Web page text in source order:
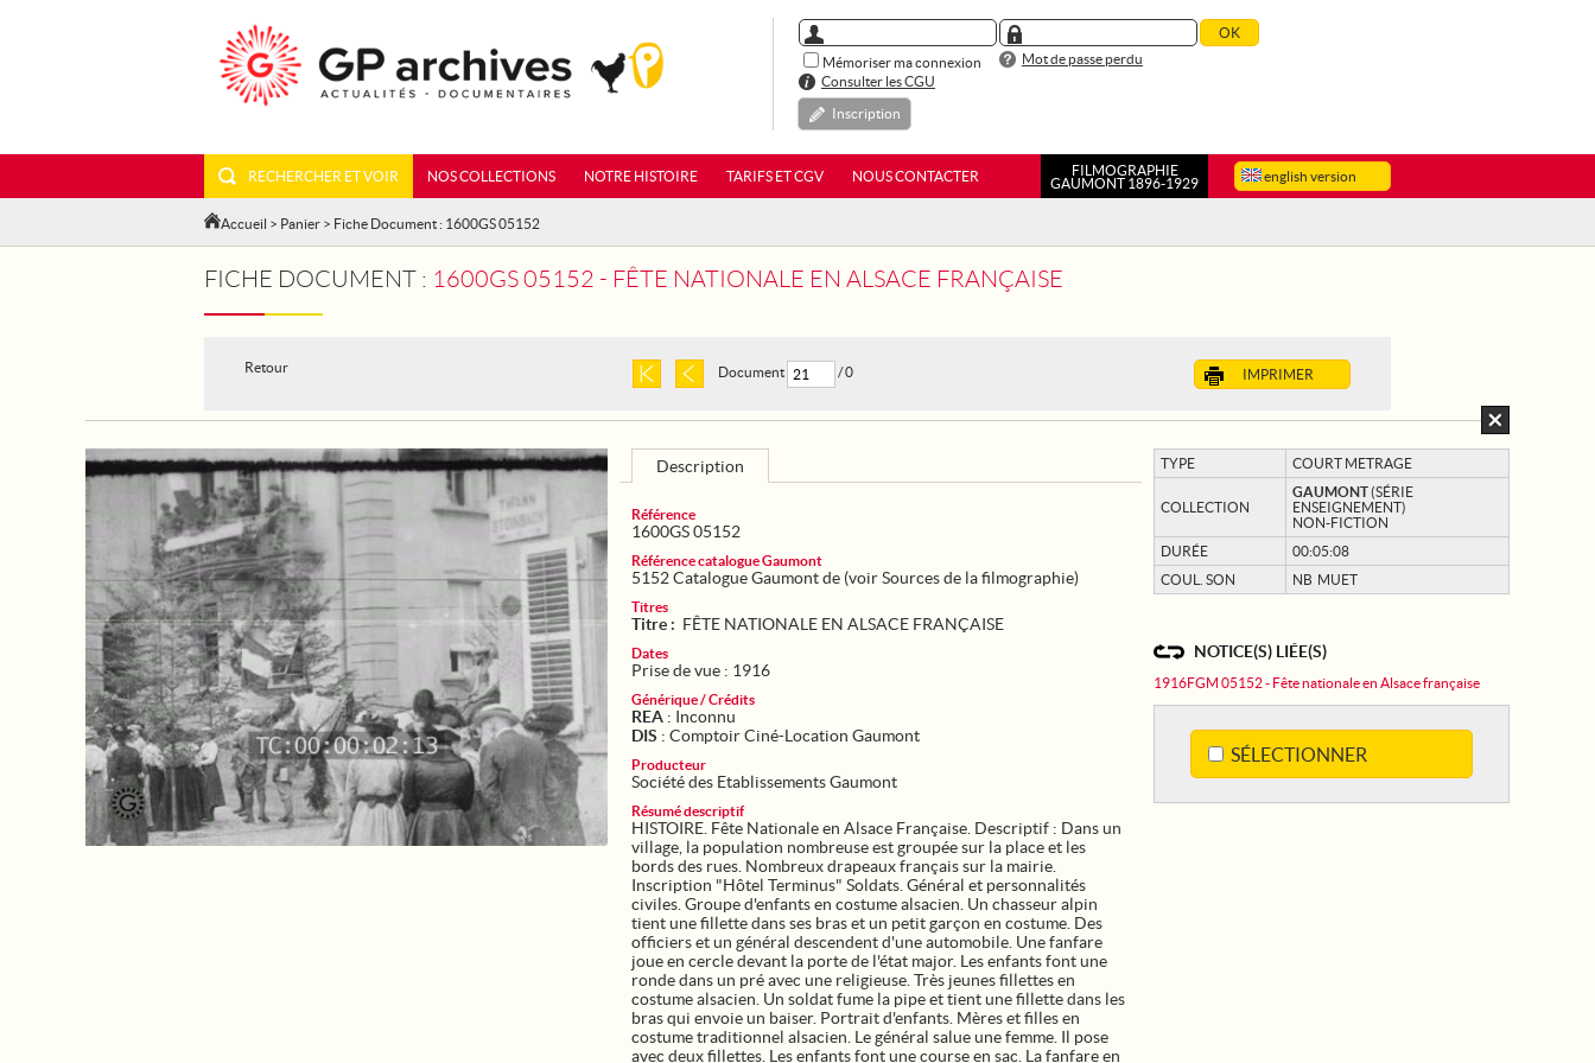
Mémoriser ma connexion
Mot de passe perdu
Consulter les CGU
Inscription
english version
RECHERCHER ET VOIR NOS COLLECTIONS NOTRE HISTOIRE TARIFS ET CGV NOUS CONTACTER
FILMOGRAPHIE
GAUMONT 1896-1929
Accueil > Panier > Fiche Document : 1600GS 05152
FICHE DOCUMENT : 1600GS 05152 - FÊTE NATIONALE EN ALSACE FRANÇAISE
Retour IMPRIMER
Document / 0
TYPE COURT METRAGE
COLLECTION
GAUMONT(SÉRIE
ENSEIGNEMENT)
NON-FICTION
DURÉE
00:05:08
COUL. SON
NB MUET
NOTICE(S) LIÉE(S)
1916FGM 05152 - Fête nationale en Alsace française
SÉLECTIONNER
Description
Référence
1600GS 05152
Référence catalogue Gaumont
5152 Catalogue Gaumont de (voir Sources de la filmographie)
Titres
Titre : FÊTE NATIONALE EN ALSACE FRANÇAISE
Dates
Prise de vue : 1916
Générique / Crédits
REA : Inconnu
DIS : Comptoir Ciné-Location Gaumont
Producteur
Société des Etablissements Gaumont
Résumé descriptif
HISTOIRE. Fête Nationale en Alsace Française. Descriptif : Dans un
village, la population nombreuse est groupée sur la place et les
bords des rues. Nombreux drapeaux français sur la mairie.
Inscription "Hôtel Terminus" Soldats. Général et personnalités
civiles. Groupe d'enfants en costume alsacien. Un chasseur alpin
tient une fillette dans ses bras et un petit garçon en costume. Des
officiers et un général descendent d'une automobile. Une fanfare
joue en cercle devant la porte de l'état major. Les enfants font une
ronde dans un pré avec une religieuse. Très jeunes fillettes en
costume alsacien. Un soldat fume la pipe et tient une fillette dans les
bras qui envoie un baiser. Portrait d'enfants. Mères et filles en
costume traditionnel alsacien. Le général salue une femme. Il pose
avec deux fillettes. Les enfants font une course en sac. La fanfare en